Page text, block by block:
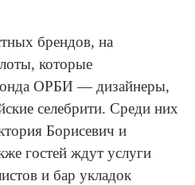
брендов, на
которые
ОРБИ — дизайнеры,
селебрити. Среди них
Борисевич и
гостей ждут услуги
и бар укладок